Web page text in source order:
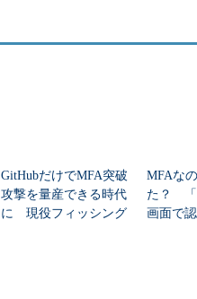
GitHubだけでMFA突破
攻撃を量産できる時代
に 現役フィッシング
MFAな
た？ 「
画面で